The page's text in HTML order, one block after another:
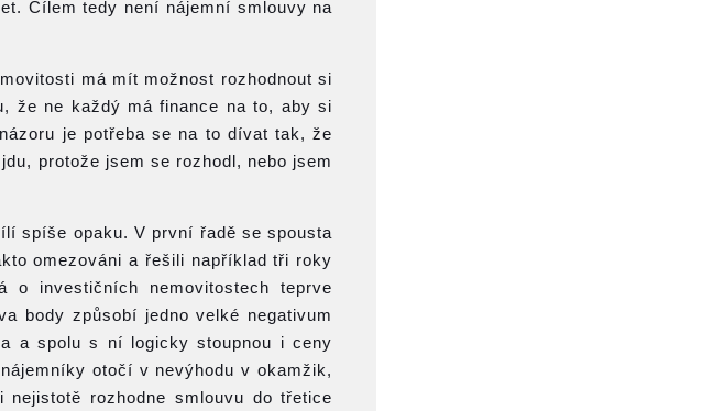
Cílem tedy není nájemní smlouvy na
má mít možnost rozhodnout si
že ne každý má finance na to, aby si
je potřeba se na to dívat tak, že
protože jsem se rozhodl, nebo jsem
spíše opaku. V první řadě se spousta
omezováni a řešili například tři roky
o investičních nemovitostech teprve
body způsobí jedno velké negativum
a spolu s ní logicky stoupnou i ceny
otočí v nevýhodu v okamžik,
rozhodne smlouvu do třetice